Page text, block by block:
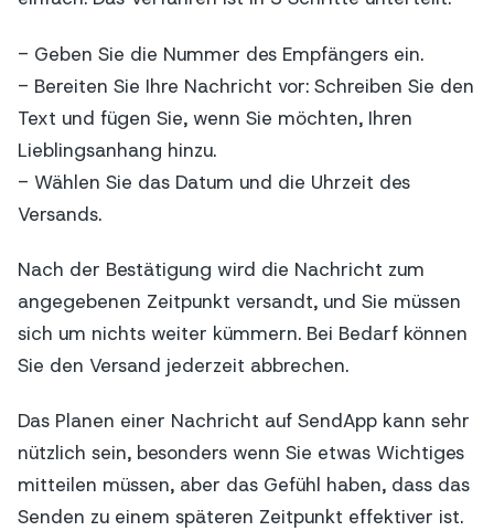
- Geben Sie die Nummer des Empfängers ein.
- Bereiten Sie Ihre Nachricht vor: Schreiben Sie den
Text und fügen Sie, wenn Sie möchten, Ihren
Lieblingsanhang hinzu.
- Wählen Sie das Datum und die Uhrzeit des
Versands.
Nach der Bestätigung wird die Nachricht zum
angegebenen Zeitpunkt versandt, und Sie müssen
sich um nichts weiter kümmern. Bei Bedarf können
Sie den Versand jederzeit abbrechen.
Das Planen einer Nachricht auf SendApp kann sehr
nützlich sein, besonders wenn Sie etwas Wichtiges
mitteilen müssen, aber das Gefühl haben, dass das
Senden zu einem späteren Zeitpunkt effektiver ist.